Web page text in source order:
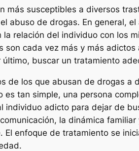
más susceptibles a diversos
abuso de drogas. En general,
relación del individuo con los
son cada vez más y más
último, buscar un tratamiento
de los que abusan de drogas
es tan simple, una persona
individuo adicto para dejar de
la dinámica
El enfoque de tratamiento se